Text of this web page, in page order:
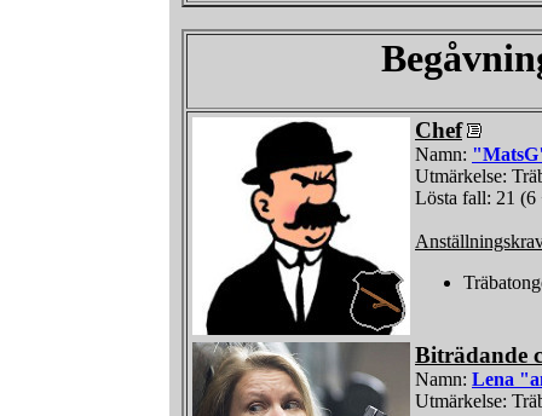
Chef
Namn:
Utmärkelse:
Lösta fall: 21 (6
Biträdande
Namn: Lena
Utmärkelse: